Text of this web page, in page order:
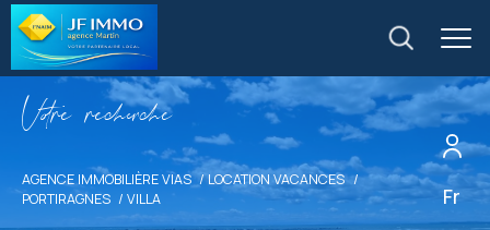
Fr
Vore recece
AGENCE IMMOBILIÈRE VIAS
LOCATION VACANCES
PORTIRAGNES
VILLA